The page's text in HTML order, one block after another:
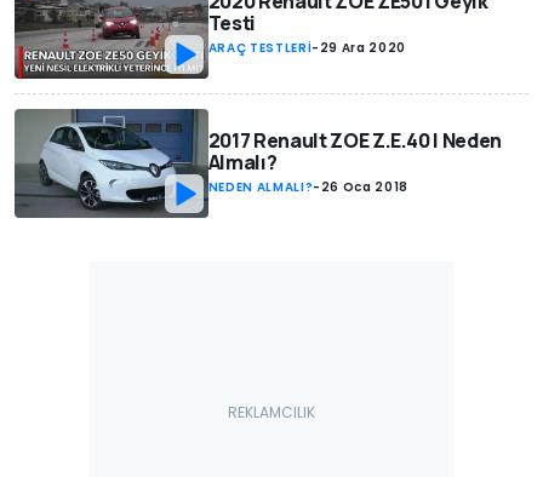
Testi
ARAÇ TESTLERİ- 29 Ara 2020
2017 Renault ZOE Z.E.40 | Neden
Almalı?
NEDEN ALMALI?- 26 Oca 2018